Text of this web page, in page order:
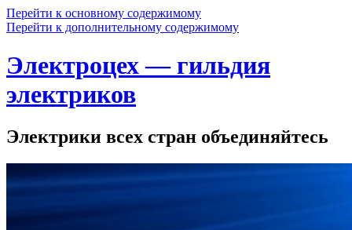
Перейти к основному содержимому
Перейти к дополнительному содержимому
Электроцех — гильдия
электриков
Электрики всех стран объединяйтесь